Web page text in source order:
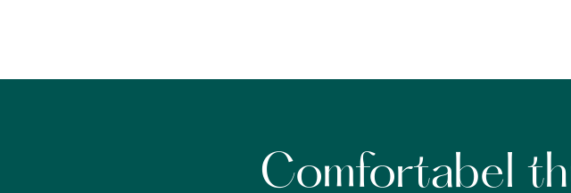
Comfortabel